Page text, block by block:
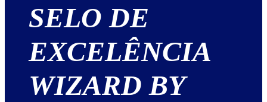
SELO DE
EXCELÊNCIA
WIZARD BY